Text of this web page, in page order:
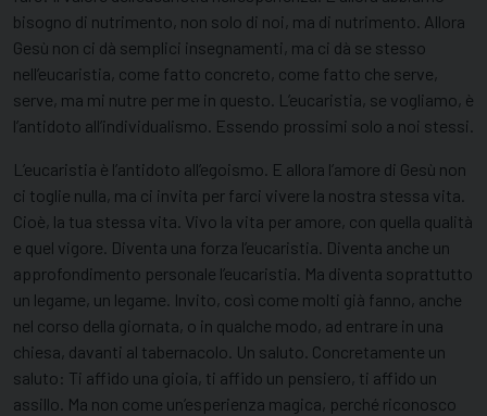
bisogno di nutrimento, non solo di noi, ma di nutrimento. Allora
Gesù non ci dà semplici insegnamenti, ma ci dà se stesso
nell’eucaristia, come fatto concreto, come fatto che serve,
serve, ma mi nutre per me in questo. L’eucaristia, se vogliamo, è
l’antidoto all’individualismo. Essendo prossimi solo a noi stessi.
L’eucaristia è l’antidoto all’egoismo. E allora l’amore di Gesù non
ci toglie nulla, ma ci invita per farci vivere la nostra stessa vita.
Cioè, la tua stessa vita. Vivo la vita per amore, con quella qualità
e quel vigore. Diventa una forza l’eucaristia. Diventa anche un
approfondimento personale l’eucaristia. Ma diventa soprattutto
un legame, un legame. Invito, così come molti già fanno, anche
nel corso della giornata, o in qualche modo, ad entrare in una
chiesa, davanti al tabernacolo. Un saluto. Concretamente un
saluto: Ti affido una gioia, ti affido un pensiero, ti affido un
assillo. Ma non come un’esperienza magica, perché riconosco